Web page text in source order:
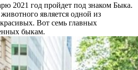
2021 год пройдет под знаком Быка.
является одной из
Вот семь главных
быкам.